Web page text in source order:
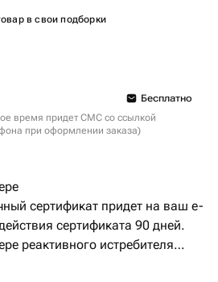
в свои подборки
Бесплатно
время придет СМС со ссылкой
при оформлении заказа)
сертификат придет на ваш e-
сертификата 90 дней.
реактивного истребителя
пилотажа,